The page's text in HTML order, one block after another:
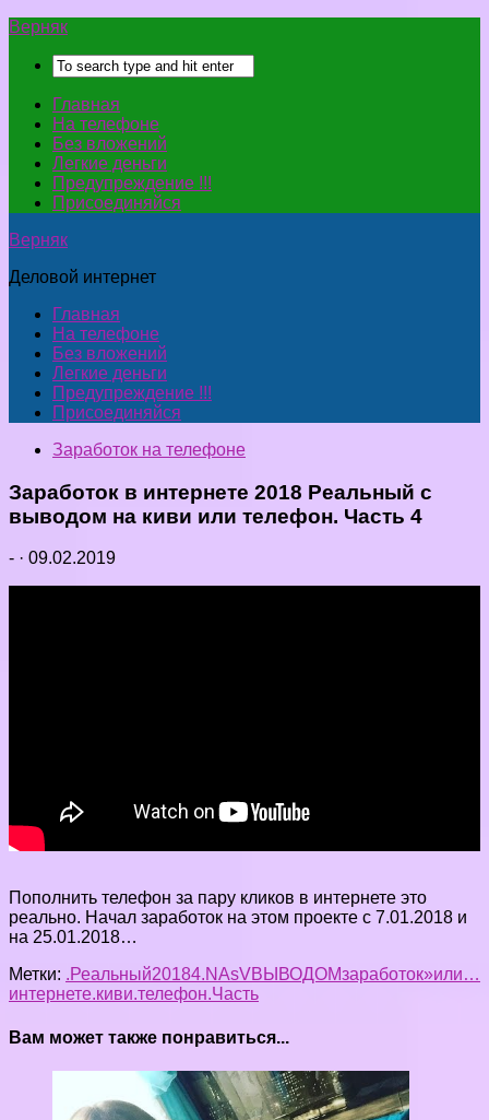
Верняк
Главная
На телефоне
Без вложений
Легкие деньги
Предупреждение !!!
Присоединяйся
Верняк
Деловой интернет
Главная
На телефоне
Без вложений
Легкие деньги
Предупреждение !!!
Присоединяйся
Заработок на телефоне
Заработок в интернете 2018 Реальный с
выводом на киви или телефон. Часть 4
- · 09.02.2019
Пополнить телефон за пару кликов в интернете это
реально. Начал заработок на этом проекте с 7.01.2018 и
на 25.01.2018…
Метки: .Реальный20184.NAsVВЫВОДОМзаработок»или…
интернете.киви.телефон.Часть
Вам может также понравиться...